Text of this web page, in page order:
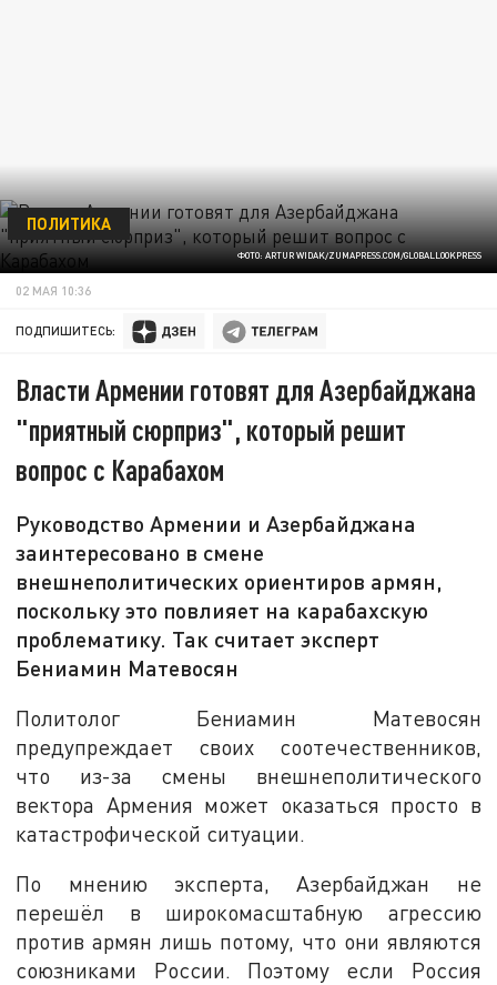
ФОТО: ARTUR WIDAK/ZUMAPRESS.COM/GLOBALLOOKPRESS
ПОЛИТИКА
02 МАЯ 10:36
ПОДПИШИТЕСЬ:
Власти Армении готовят для Азербайджана
"приятный сюрприз", который решит
вопрос с Карабахом
Руководство Армении и Азербайджана
заинтересовано в смене
внешнеполитических ориентиров армян,
поскольку это повлияет на карабахскую
проблематику. Так считает эксперт
Бениамин Матевосян
Политолог Бениамин Матевосян
предупреждает своих соотечественников,
что из-за смены внешнеполитического
вектора Армения может оказаться просто в
катастрофической ситуации.
По мнению эксперта, Азербайджан не
перешёл в широкомасштабную агрессию
против армян лишь потому, что они являются
союзниками России. Поэтому если Россия